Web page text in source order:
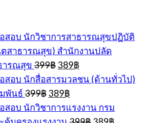
สอบ นักวิชาการสาธารณสุขปฏิบัติ
สาธารณสุข) สำนักงานปลัด
ารณสุข 399฿ Original
was:
399฿.
389฿Current
price
is:
สอบ นักสื่อสารมวลชน (ด้านทั่วไป)
พันธ์ 399฿ Original
was:
389฿Current
is:
สอบ นักวิชาการแรงงาน กรม
OriginalCurrent